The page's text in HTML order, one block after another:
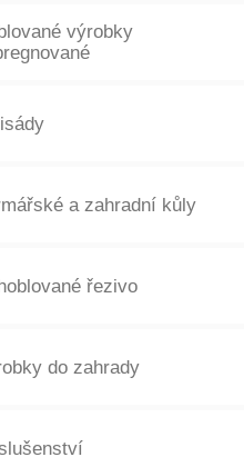
výrobky
a zahradní kůly
řezivo
do zahrady